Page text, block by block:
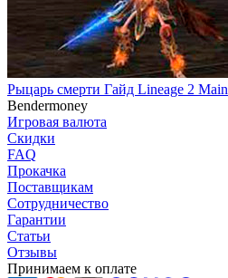
Рыцарь смерти Гайд Lineage 2 Main
Bendermoney
Игровая валюта
Скидки
FAQ
Прокачка
Поставщикам
Сотрудничество
Гарантии
Статьи
Отзывы
Принимаем к оплате